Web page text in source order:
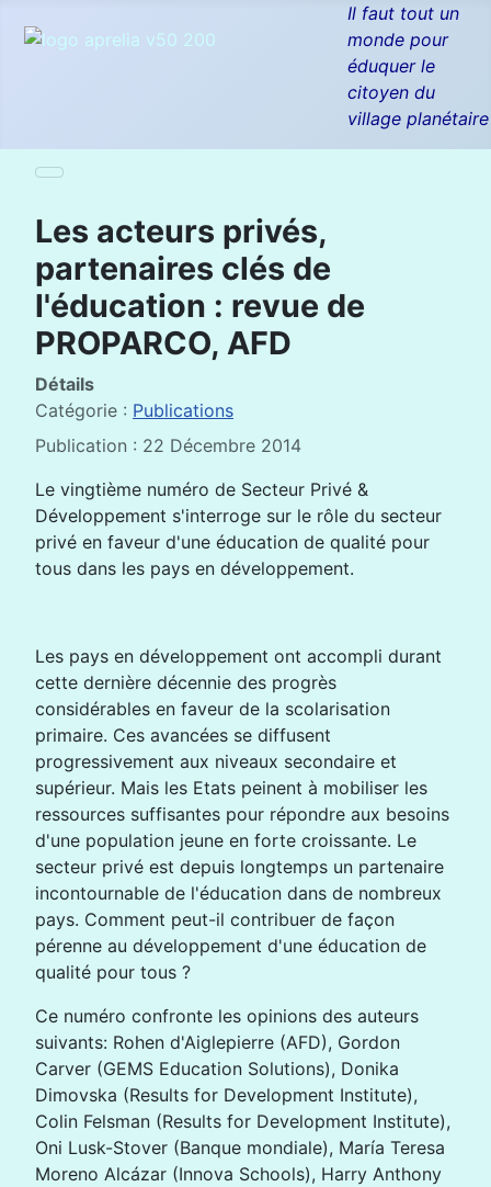
Il faut tout un
monde pour
éduquer le
citoyen du
village planétaire
Les acteurs privés,
partenaires clés de
l'éducation : revue de
PROPARCO, AFD
Détails
Catégorie : Publications
Publication : 22 Décembre 2014
Le vingtième numéro de Secteur Privé &
Développement s'interroge sur le rôle du secteur
privé en faveur d'une éducation de qualité pour
tous dans les pays en développement.
Les pays en développement ont accompli durant
cette dernière décennie des progrès
considérables en faveur de la scolarisation
primaire. Ces avancées se diffusent
progressivement aux niveaux secondaire et
supérieur. Mais les Etats peinent à mobiliser les
ressources suffisantes pour répondre aux besoins
d'une population jeune en forte croissante. Le
secteur privé est depuis longtemps un partenaire
incontournable de l'éducation dans de nombreux
pays. Comment peut-il contribuer de façon
pérenne au développement d'une éducation de
qualité pour tous ?
Ce numéro confronte les opinions des auteurs
suivants: Rohen d'Aiglepierre (AFD), Gordon
Carver (GEMS Education Solutions), Donika
Dimovska (Results for Development Institute),
Colin Felsman (Results for Development Institute),
Oni Lusk-Stover (Banque mondiale), María Teresa
Moreno Alcázar (Innova Schools), Harry Anthony